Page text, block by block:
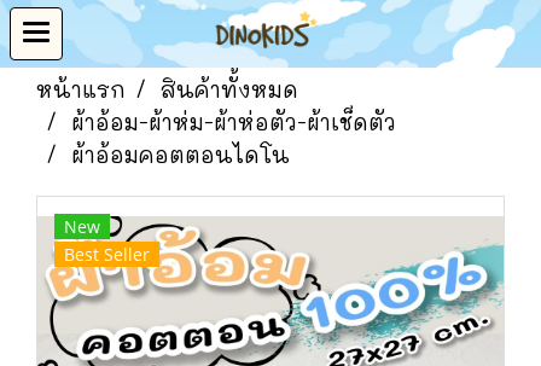
หน้าแรก
สินค้าทั้งหมด
ผ้าอ้อม-ผ้าห่ม-ผ้าห่อตัว-ผ้าเช็ดตัว
ผ้าอ้อมคอตตอนไดโน
New
Best Seller